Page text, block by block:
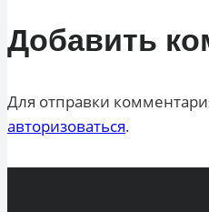
Добавить
Для отправки
авторизоваться.